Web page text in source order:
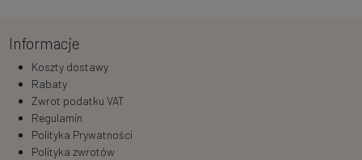
Informacje
Koszty dostawy
Rabaty
Zwrot podatku VAT
Regulamin
Polityka Prywatności
Polityka zwrotów